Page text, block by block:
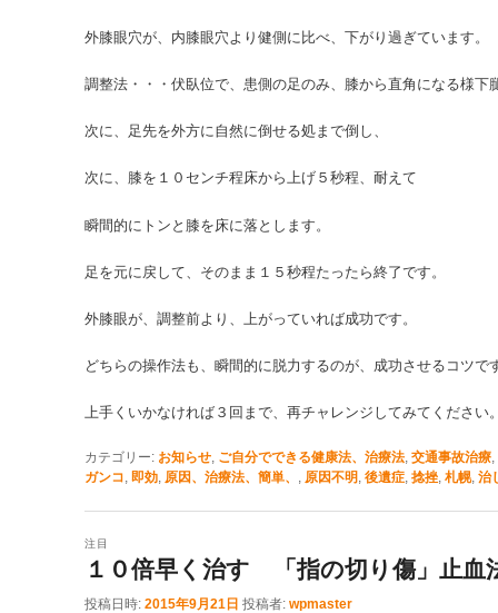
外膝眼穴が、内膝眼穴より健側に比べ、下がり過ぎています。
調整法・・・伏臥位で、患側の足のみ、膝から直角になる様下
次に、足先を外方に自然に倒せる処まで倒し、
次に、膝を１０センチ程床から上げ５秒程、耐えて
瞬間的にトンと膝を床に落とします。
足を元に戻して、そのまま１５秒程たったら終了です。
外膝眼が、調整前より、上がっていれば成功です。
どちらの操作法も、瞬間的に脱力するのが、成功させるコツで
上手くいかなければ３回まで、再チャレンジしてみてください
カテゴリー: お知らせ, ご自分でできる健康法、治療法, 交通事故治療,
ガンコ, 即効, 原因、治療法、簡単、 , 原因不明 , 後遺症, 捻挫, 札幌, 治
１０倍早く治す 「指の切り傷」止
注目
投稿日時: 2015年9月21日 投稿者: wpmaster